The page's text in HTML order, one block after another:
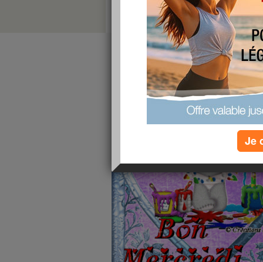
mercredi joli
publié le 24/03/2010 à 15:52
salut à tous
hé oui mercredi joli
Je